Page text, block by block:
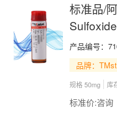
标准品/
Sulfoxide
产品编号：
品牌：
规格 50mg 库
标准价:咨询